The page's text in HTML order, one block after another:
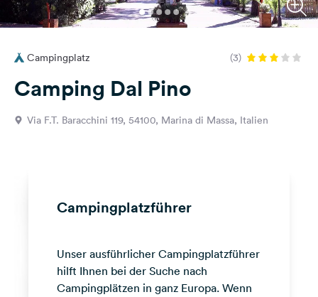
Registrieren
Einloggen
Fragen &
Feedback
Media
Facebook
Campingplatz (3)
Camping Dal Pino
Via F.T. Baracchini 119, 54100, Marina di Massa, Italien
Campingplatzführer
Unser ausführlicher Campingplatzführer
hilft Ihnen bei der Suche nach
Campingplätzen in ganz Europa. Wenn